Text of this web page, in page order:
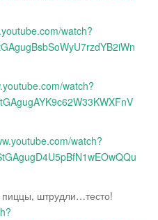
watch?
watch?
watch?
штрудли…тесто!